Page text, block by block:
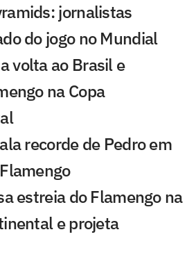
jornalistas
do jogo no Mundial
volta ao Brasil e
na Copa
recorde de Pedro em
estreia do Flamengo na
e projeta